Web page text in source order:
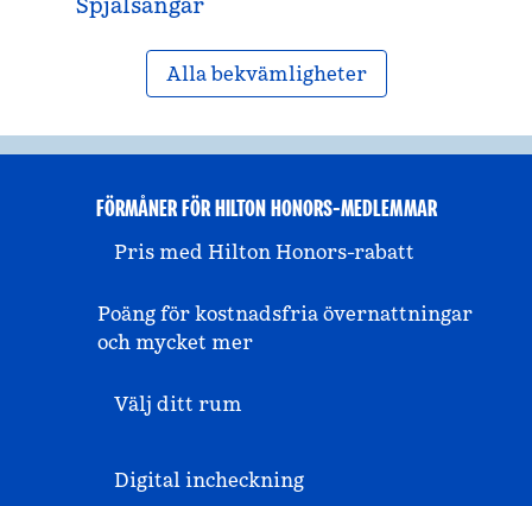
Alla bekvämligheter
FÖRMÅNER FÖR HILTON HONORS-MEDLEMMAR
Pris med Hilton Honors-rabatt
Poäng för kostnadsfria övernattningar
och mycket mer
Välj ditt rum
Digital incheckning